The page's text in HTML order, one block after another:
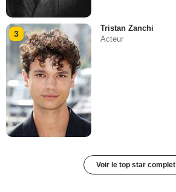
3
Tristan Zanchi
Acteur
Voir le top star complet